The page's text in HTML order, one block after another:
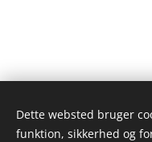
Dette websted bruger
funktion, sikkerhed og